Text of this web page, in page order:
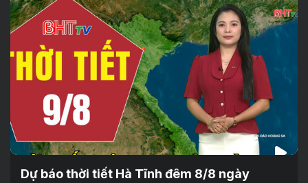
Dự báo thời tiết Hà Tĩnh đêm 8/8 ngày